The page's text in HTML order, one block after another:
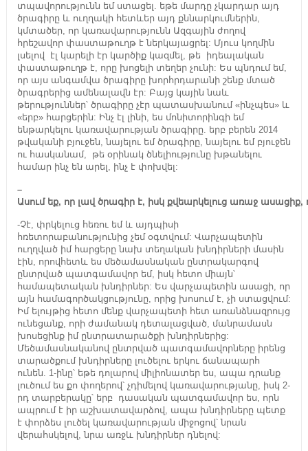
տպավորությունն եմ ստացել. եթե մարդը չկարդար այդ
ծրագիրը և ուղղակի հետևեր այդ քննարկումներին,
կմտածեր, որ կառավարությունն Ազգային ժողով
հրեշավոր փաստաթուղթ է ներկայացրել: Մյուս կողմին
լսելով էլ կարելի էր կարծիք կազմել, թե իդեալական
փաստաթուղթ է, որը խոցելի տեղեր չունի: Ես պնդում եմ,
որ այս անգամվա ծրագիրը խորհրդարանի շենք մտած
ծրագրերից ամենալավն էր: Բայց կային նաև
թերություններ՝ ծրագիրը չէր պատասխանում «ինչպես» և
«երբ» հարցերին: Ինչ էլ լինի, ես մոնիտորինգի եմ
ենթարկելու կառավարության ծրագիրը. երբ բերեն 2014
թվականի բյուջեն, նայելու եմ ծրագիրը, նայելու եմ բյուջեն
ու հասկանամ, թե օրինակ ծնելիությունը խթանելու
համար ինչ են արել, ինչ է փոխվել:
–
Ասում եք, որ լավ ծրագիր է, իսկ քվեարկելուց առաջ ասացիք,
-Չէ, փրկելուց հեռու եմ և այդպիսի
հռետորաբանությունից չեմ օգտվում: Վարչապետին
ուղղված իմ հարցերը նախ տեղական խնդիրների մասին
էին, որովհետև ես մեծամասնական ընտրակարգով
ընտրված պատգամավոր եմ, իսկ հետո միայն՝
համապետական խնդիրներ: Ես վարչապետին ասացի, որ
այն համագործակցությունը, որից խոսում է, չի ստացվում:
Իմ ելույթից հետո մենք վարչապետի հետ առանձնազրույց
ունեցանք, որի ժամանակ դետալացված, մանրամասն
խոսեցինք իմ ընտրատարածքի խնդիրներից:
Մեծամասնականով ընտրված պատգամավորները իրենց
տարածքում խնդիրները լուծելու երկու ճանապարհ
ունեն. 1-ինը՝ եթե դոլարով միլիոնատեր ես, ապա դրանք
լուծում ես քո փողերով՝ չդիմելով կառավարությանը, իսկ 2-
րդ տարբերակը՝ երբ դասական պատգամավոր ես, որն
ապրում է իր աշխատավարձով, ապա խնդիրները պետք
է փորձես լուծել կառավարության միջոցով՝ նրան
վերահսկելով, նրա առջև խնդիրներ դնելով: